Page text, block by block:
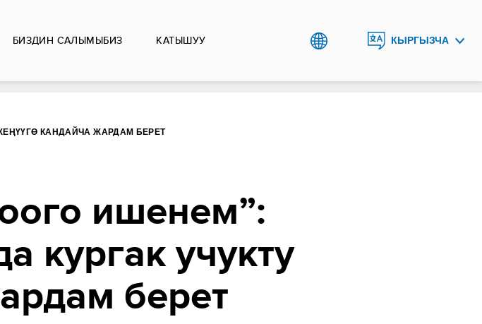
БИЗДИН CАЛЫМЫБИЗ КАТЫШУУ КЫРГЫЗЧА
КАНДАЙЧА ЖАРДАМ БЕРЕТ
ишенем”:
кургак учукту
берет